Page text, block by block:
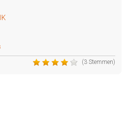
(3 Stemmen)